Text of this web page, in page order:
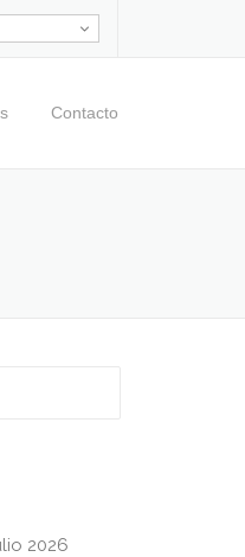
Contacto
2026